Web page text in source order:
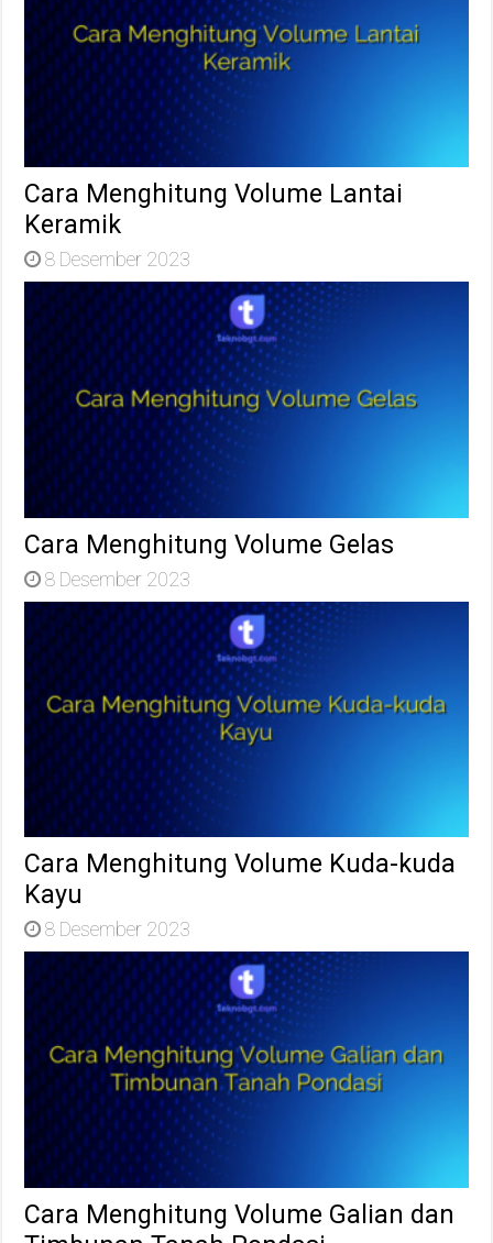
Cara Menghitung Volume Lantai
Keramik
8 Desember 2023
Cara Menghitung Volume Gelas
8 Desember 2023
Cara Menghitung Volume Kuda-kuda
Kayu
8 Desember 2023
Cara Menghitung Volume Galian dan